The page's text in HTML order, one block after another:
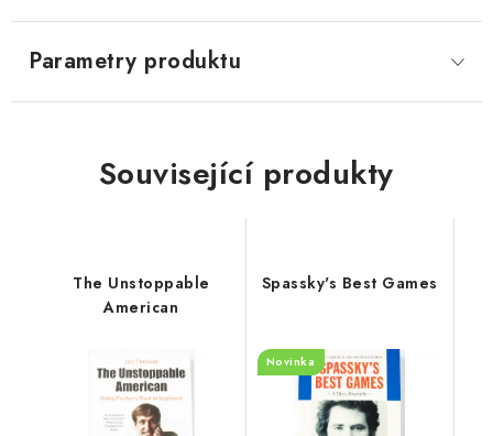
Parametry produktu
Související produkty
The Unstoppable
American
Spassky's Best Games
Novinka